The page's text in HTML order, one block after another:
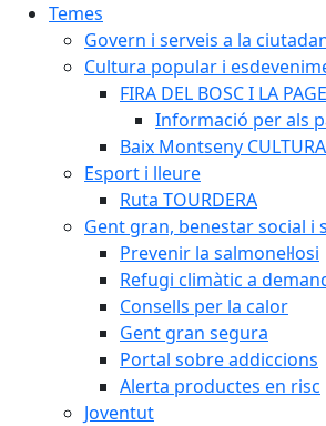
Temes
Govern i serveis a la
Cultura popular i
FIRA DEL BOSC I LA
Informació per als
Baix Montseny CULTURA
Esport i lleure
Ruta TOURDERA
Gent gran, benestar social i
Prevenir la salmonel·losi
Refugi climàtic a
Consells per la calor
Gent gran segura
Portal sobre addiccions
Alerta productes en risc
Joventut